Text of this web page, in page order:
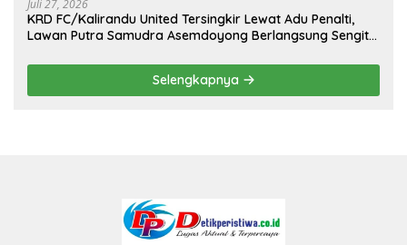
Juli 27, 2026
KRD FC/Kalirandu United Tersingkir Lewat Adu Penalti,
Lawan Putra Samudra Asemdoyong Berlangsung Sengit
Selengkapnya